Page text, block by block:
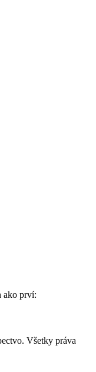
ako prví:
Všetky práva